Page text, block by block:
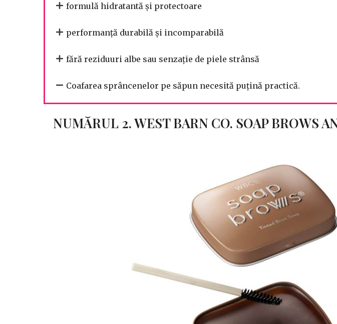
formulă hidratantă și protectoare
performanță durabilă și incomparabilă
fără reziduuri albe sau senzație de piele strânsă
Coafarea sprâncenelor pe săpun necesită puțină practică.
NUMĂRUL 2. WEST BARN CO. SOAP BROWS